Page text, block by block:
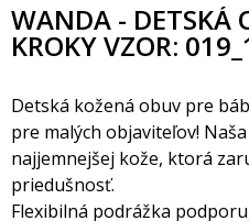
WANDA - DETSKÁ
KROKY VZOR:
Detská kožená obuv pre
pre malých objaviteľov!
najjemnejšej kože, ktorá
priedušnosť.
Flexibilná podrážka